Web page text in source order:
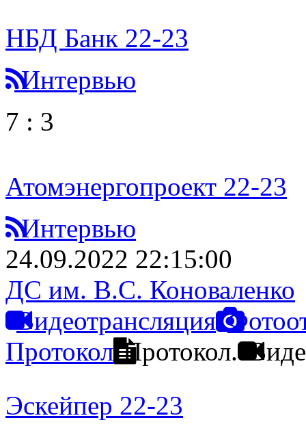
НБД Банк 22-23
Интервью
7 : 3
Атомэнергопроект 22-23
Интервью
24.09.2022 22:15:00
ДС им. В.С. Коноваленко
Видеотрансляция
Протокол Протокол.
Эскейпер 22-23